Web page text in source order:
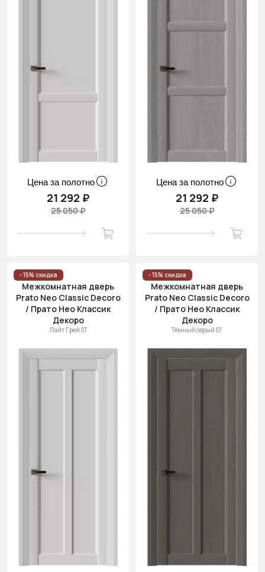
Цена за полотно
21 292 ₽
25 050 ₽
Цена за полотно
21 292 ₽
25 050 ₽
- 15% скидка
Межкомнатная дверь
Prato Neo Classic Decoro
/ Прато Нео Классик
Декоро
Лайт Грей ST
- 15% скидка
Межкомнатная дверь
Prato Neo Classic Decoro
/ Прато Нео Классик
Декоро
Тёмный серый ST